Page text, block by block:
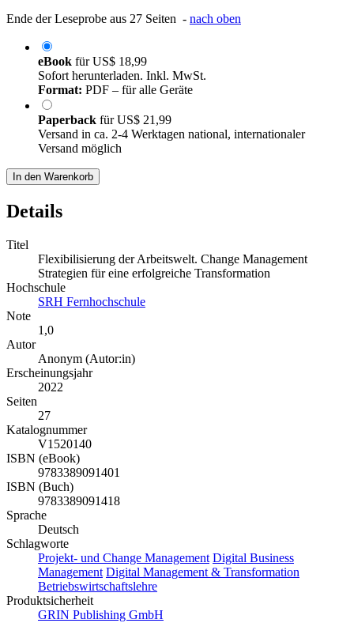
Ende der Leseprobe aus 27 Seiten - nach oben
eBook fürUS$ 18,99
Sofort herunterladen. Inkl. MwSt.
Format: PDF – für alle Geräte
Paperback fürUS$ 21,99
Versand in ca. 2-4 Werktagen national, internationaler
Versand möglich
In den Warenkorb
Details
Titel
Flexibilisierung der Arbeitswelt. Change Management
Strategien für eine erfolgreiche Transformation
Hochschule
SRH Fernhochschule
Note
1,0
Autor
Anonym (Autor:in)
Erscheinungsjahr
2022
Seiten
27
Katalognummer
V1520140
ISBN (eBook)
9783389091401
ISBN (Buch)
9783389091418
Sprache
Deutsch
Schlagworte
Projekt- und Change Management Digital Business
Management Digital Management & Transformation
Betriebswirtschaftslehre
Produktsicherheit
GRIN Publishing GmbH